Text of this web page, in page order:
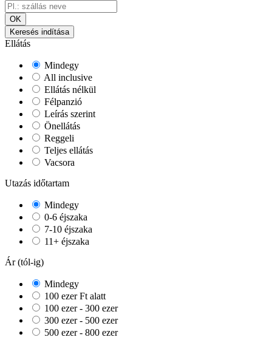
OK
Keresés indítása
Ellátás
Mindegy
All inclusive
Ellátás nélkül
Félpanzió
Leírás szerint
Önellátás
Reggeli
Teljes ellátás
Vacsora
Utazás időtartam
Mindegy
0-6 éjszaka
7-10 éjszaka
11+ éjszaka
Ár (tól-ig)
Mindegy
100 ezer Ft alatt
100 ezer - 300 ezer
300 ezer - 500 ezer
500 ezer - 800 ezer